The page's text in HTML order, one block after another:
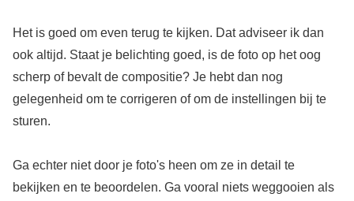
Het is goed om even terug te kijken. Dat adviseer ik dan
ook altijd. Staat je belichting goed, is de foto op het oog
scherp of bevalt de compositie? Je hebt dan nog
gelegenheid om te corrigeren of om de instellingen bij te
sturen.
Ga echter niet door je foto's heen om ze in detail te
bekijken en te beoordelen. Ga vooral niets weggooien als